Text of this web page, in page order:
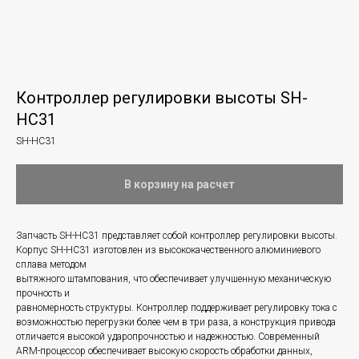
Контроллер регулировки высоты SH-
HC31
SH-HC31
В корзину на расчет
Запчасть SH-HC31 представляет собой контроллер регулировки высоты.
Корпус SH-HC31 изготовлен из высококачественного алюминиевого
сплава методом
вытяжного штампования, что обеспечивает улучшенную механическую
прочность и
равномерность структуры. Контроллер поддерживает регулировку тока с
возможностью перегрузки более чем в три раза, а конструкция привода
отличается высокой ударопрочностью и надежностью. Современный
ARM-процессор обеспечивает высокую скорость обработки данных,